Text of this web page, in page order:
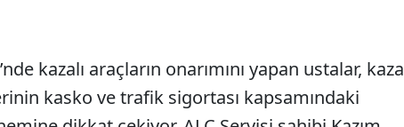
kazalı araçların onarımını yapan ustalar, kaza
kasko ve trafik sigortası kapsamındaki